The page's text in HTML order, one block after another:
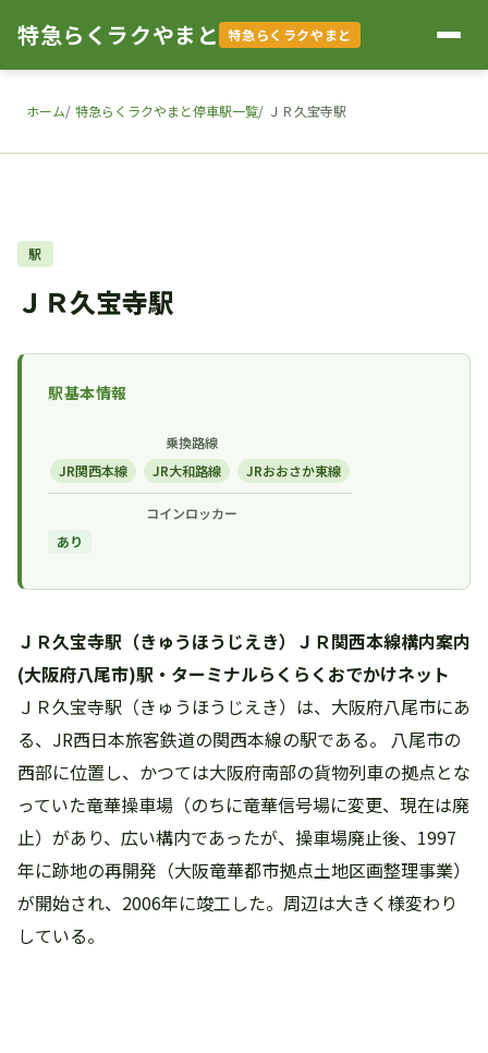
特急らくラクやまと 特急らくラクやまと
ホーム 特急らくラクやまと停車駅一覧 ＪＲ久宝寺駅
駅
ＪＲ久宝寺駅
駅基本情報
乗換路線
JR関西本線
JR大和路線 JRおおさか東線
コインロッカー
あり
ＪＲ久宝寺駅（きゅうほうじえき）ＪＲ関西本線構内案内
(大阪府八尾市)駅・ターミナルらくらくおでかけネット
ＪＲ久宝寺駅（きゅうほうじえき）は、大阪府八尾市にあ
る、JR西日本旅客鉄道の関西本線の駅である。 八尾市の
西部に位置し、かつては大阪府南部の貨物列車の拠点とな
っていた竜華操車場（のちに竜華信号場に変更、現在は廃
止）があり、広い構内であったが、操車場廃止後、1997
年に跡地の再開発（大阪竜華都市拠点土地区画整理事業）
が開始され、2006年に竣工した。周辺は大きく様変わり
している。